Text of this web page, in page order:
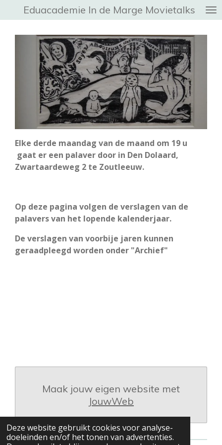
Deze website gebruikt cookies voor analyse-
doeleinden en/of het tonen van advertenties.
direct
naar
hoofdinhoud
Eduacademie In de Marge Movietalks
Elke derde maandag van de maand om 19 u
gaat er een palaver door in Den Dolaard,
Zwartaardeweg 2 te Zoutleeuw.
Op deze pagina volgen de verslagen van de
palavers van het lopende kalenderjaar.
De verslagen van voorbije jaren kunnen
geraadpleegd worden onder "Archief"
Maak jouw eigen website met
JouwWeb